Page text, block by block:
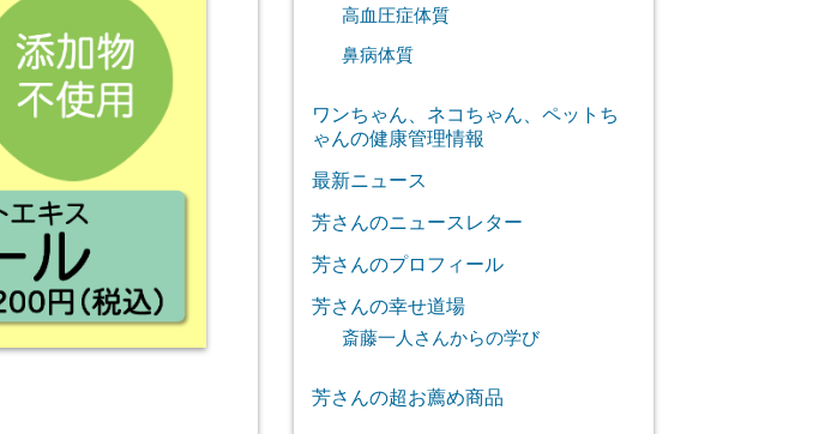
高血圧症体質
鼻病体質
ワンちゃん、ネコちゃん、ペットち
ゃんの健康管理情報
最新ニュース
芳さんのニュースレター
芳さんのプロフィール
芳さんの幸せ道場
斎藤一人さんからの学び
芳さんの超お薦め商品